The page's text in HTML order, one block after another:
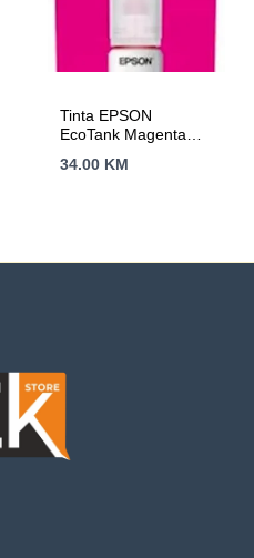
Tinta EPSON
EcoTank Magenta
34.00 KM